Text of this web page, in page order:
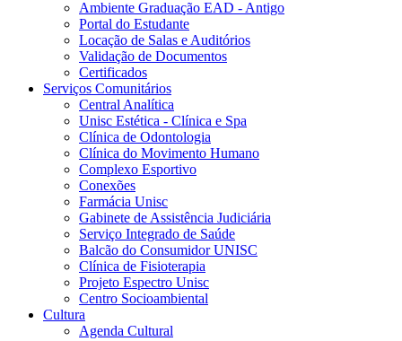
Ambiente Graduação EAD - Antigo
Portal do Estudante
Locação de Salas e Auditórios
Validação de Documentos
Certificados
Serviços Comunitários
Central Analítica
Unisc Estética - Clínica e Spa
Clínica de Odontologia
Clínica do Movimento Humano
Complexo Esportivo
Conexões
Farmácia Unisc
Gabinete de Assistência Judiciária
Serviço Integrado de Saúde
Balcão do Consumidor UNISC
Clínica de Fisioterapia
Projeto Espectro Unisc
Centro Socioambiental
Cultura
Agenda Cultural